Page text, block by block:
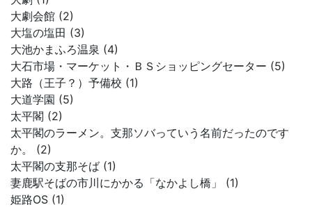
大劇会館 (2)
大塩の塩田 (3)
大池かまふろ温泉 (4)
大石市場・マーケット・ＢＳショッピングセーター (5)
大路（王子？）予備校 (1)
大道学園 (5)
太平閣 (2)
太平閣のラーメン。支那ソバっていう名前だったのです
か。 (2)
太平閣の支那そば (1)
妻鹿駅そばの市川にかかる「なかよし橋」 (1)
姫路OS (1)